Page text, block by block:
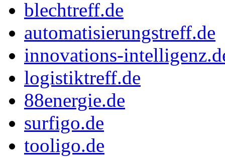
blechtreff.de
automatisierungstreff.de
innovations-
logistiktreff.de
88energie.de
surfigo.de
tooligo.de